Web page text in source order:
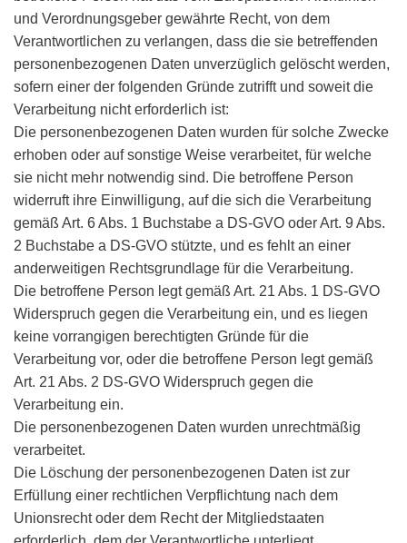
und Verordnungsgeber gewährte Recht, von dem
Verantwortlichen zu verlangen, dass die sie betreffenden
personenbezogenen Daten unverzüglich gelöscht werden,
sofern einer der folgenden Gründe zutrifft und soweit die
Verarbeitung nicht erforderlich ist:
Die personenbezogenen Daten wurden für solche Zwecke
erhoben oder auf sonstige Weise verarbeitet, für welche
sie nicht mehr notwendig sind. Die betroffene Person
widerruft ihre Einwilligung, auf die sich die Verarbeitung
gemäß Art. 6 Abs. 1 Buchstabe a DS-GVO oder Art. 9 Abs.
2 Buchstabe a DS-GVO stützte, und es fehlt an einer
anderweitigen Rechtsgrundlage für die Verarbeitung.
Die betroffene Person legt gemäß Art. 21 Abs. 1 DS-GVO
Widerspruch gegen die Verarbeitung ein, und es liegen
keine vorrangigen berechtigten Gründe für die
Verarbeitung vor, oder die betroffene Person legt gemäß
Art. 21 Abs. 2 DS-GVO Widerspruch gegen die
Verarbeitung ein.
Die personenbezogenen Daten wurden unrechtmäßig
verarbeitet.
Die Löschung der personenbezogenen Daten ist zur
Erfüllung einer rechtlichen Verpflichtung nach dem
Unionsrecht oder dem Recht der Mitgliedstaaten